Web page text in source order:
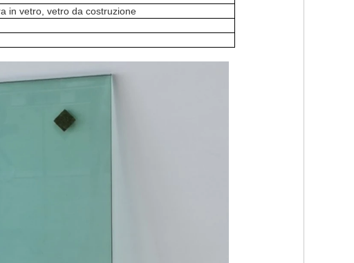
in vetro, vetro da costruzione